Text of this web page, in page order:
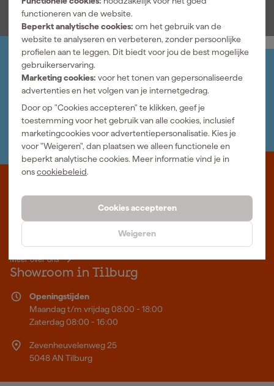
functioneren van de website.
Beperkt analytische cookies: om het gebruik van de
website te analyseren en verbeteren, zonder persoonlijke
profielen aan te leggen. Dit biedt voor jou de best mogelijke
gebruikerservaring.
Marketing cookies: voor het tonen van gepersonaliseerde
advertenties en het volgen van je internetgedrag.
Door op "Cookies accepteren" te klikken, geef je
toestemming voor het gebruik van alle cookies, inclusief
marketingcookies voor advertentiepersonalisatie. Kies je
voor "Weigeren", dan plaatsen we alleen functionele en
beperkt analytische cookies. Meer informatie vind je in
onscookiebeleid.
Cookies accepteren
Weigeren
Jouw account
Log-in en beheer je bestellingen en gegevens
Nieuwsbrief
Inschrijven wekelijkse nieuwsbrief
Wij helpen je graag
Neem contact op met één van onze specialisten.
Professioneel gereedschap met advies op maat: wij zijn dé online
specialist, wat je project ook is. Gereedschapcentrum is Beter
Meer over ons
Showroom in Tilburg
Openingstijden
Maandag t/m vrijdag 08:00 - 18:00
Zaterdag 08:00 - 16:00
Zevenheuvelenweg 25
5048 AN Tilburg